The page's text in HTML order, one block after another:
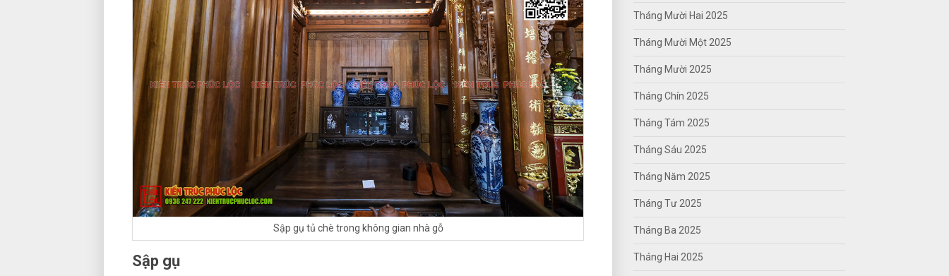
Sập gụ tủ chè trong không gian nhà gỗ
Sập gụ
Tháng Mười Hai 2025
Tháng Mười Một 2025
Tháng Mười 2025
Tháng Chín 2025
Tháng Tám 2025
Tháng Sáu 2025
Tháng Năm 2025
Tháng Tư 2025
Tháng Ba 2025
Tháng Hai 2025